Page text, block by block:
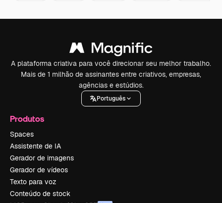
A plataforma criativa para você direcionar seu melhor trabalho.
Mais de 1 milhão de assinantes entre criativos, empresas,
agências e estúdios.
Português
Produtos
Spaces
Assistente de IA
Gerador de imagens
Gerador de vídeos
Texto para voz
Conteúdo de stock